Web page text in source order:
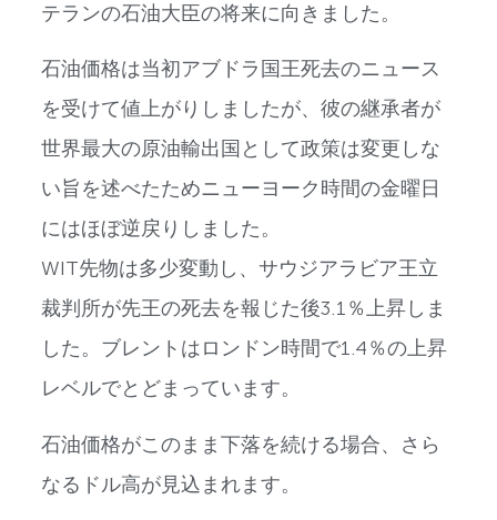
テランの石油大臣の将来に向きました。
石油価格は当初アブドラ国王死去のニュース
を受けて値上がりしましたが、彼の継承者が
世界最大の原油輸出国として政策は変更しな
い旨を述べたためニューヨーク時間の金曜日
にはほぼ逆戻りしました。
WIT先物は多少変動し、サウジアラビア王立
裁判所が先王の死去を報じた後3.1％上昇しま
した。ブレントはロンドン時間で1.4％の上昇
レベルでとどまっています。
石油価格がこのまま下落を続ける場合、さら
なるドル高が見込まれます。